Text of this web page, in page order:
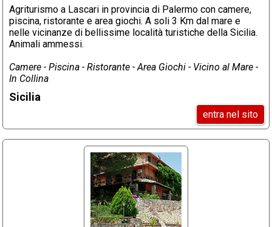
Agriturismo a Lascari in provincia di Palermo con camere,
piscina, ristorante e area giochi. A soli 3 Km dal mare e
nelle vicinanze di bellissime località turistiche della Sicilia.
Animali ammessi.
Camere - Piscina - Ristorante - Area Giochi - Vicino al Mare -
In Collina
Sicilia
entra nel sito